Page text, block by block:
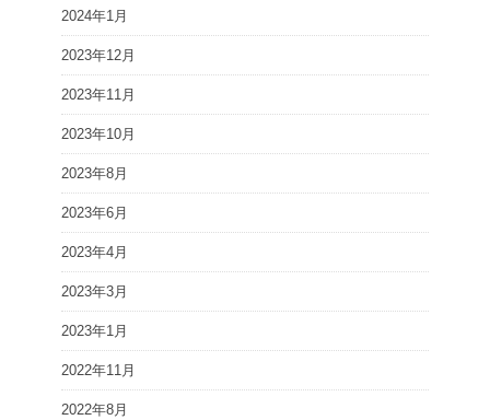
2024年1月
2023年12月
2023年11月
2023年10月
2023年8月
2023年6月
2023年4月
2023年3月
2023年1月
2022年11月
2022年8月